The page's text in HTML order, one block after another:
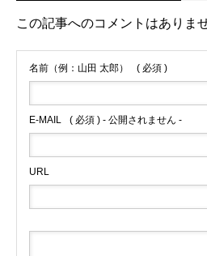
この記事へのコメントはありませ
名前（例：山田 太郎） ( 必須 )
E-MAIL ( 必須 ) - 公開されません -
URL